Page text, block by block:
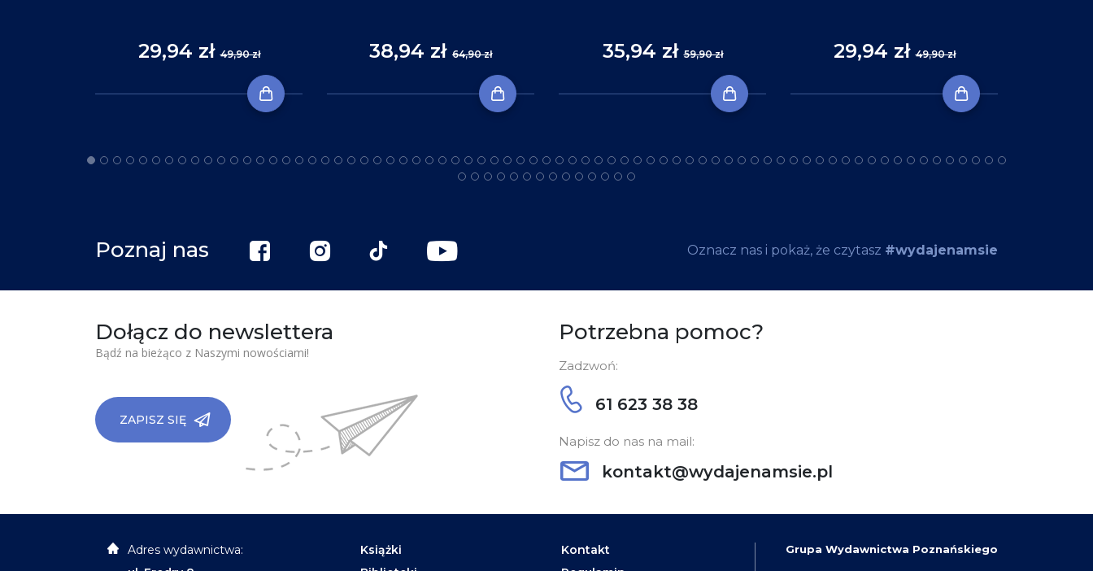
29,94 zł49,90 zł 38,94 zł 64,90 zł 35,94 zł59,90 zł 29,94 zł49,90 zł
Poznaj nas Oznacz nas i pokaż, że czytasz #wydajenamsie
Dołącz do newslettera
Bądź na bieżąco z Naszymi nowościami!
ZAPISZ SIĘ
Potrzebna pomoc?
Zadzwoń:
61 623 38 38
Napisz do nas na mail:
kontakt@wydajenamsie.pl
Adres wydawnictwa:
Książki
Kontakt
Grupa Wydawnictwa Poznańskiego